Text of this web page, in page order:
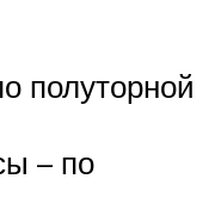
полуторной
– по